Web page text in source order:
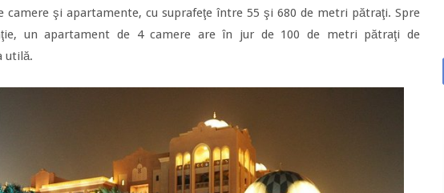
camere şi apartamente, cu suprafeţe între 55 şi 680 de metri pătraţi. Spre
un apartament de 4 camere are în jur de 100 de metri pătraţi de
utilă.